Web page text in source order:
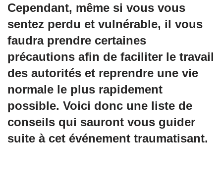
Cependant, même si vous vous
sentez perdu et vulnérable, il vous
faudra prendre certaines
précautions afin de faciliter le travail
des autorités et reprendre une vie
normale le plus rapidement
possible. Voici donc une liste de
conseils qui sauront vous guider
suite à cet événement traumatisant.